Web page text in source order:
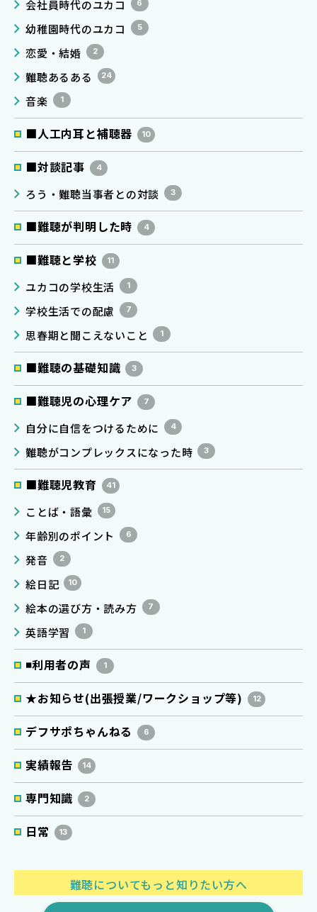
会社員時代のユカコ 6
幼稚園時代のユカコ 5
恋愛・結婚 2
難聴あるある 24
音楽 1
■人工内耳と補聴器 10
■対談記事 4
ろう・難聴当事者との対談 3
■難聴が判明した時 4
■難聴と学校 11
ユカコの学校生活 1
学校生活での配慮 7
思春期と聞こえないこと 1
■難聴の基礎知識 3
■難聴児の心理ケア 7
自分に自信をつけるために 4
難聴がコンプレックスになった時 3
■難聴児教育 41
ことば・語彙 15
年齢別のポイント 6
発音 2
絵日記 10
絵本の選び方・読み方 7
英語学習 1
◾️利用者の声 1
★お知らせ(出張授業/ワークショップ等) 12
デフサポちゃんねる 6
実績報告 14
専門知識 2
日常 13
難聴についてもっと知りたい方へ